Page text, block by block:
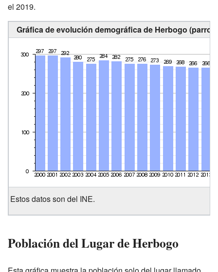
el 2019.
Gráfica de evolución demográfica de Herbogo
Estos datos son del INE.
Población del Lugar de Herbogo